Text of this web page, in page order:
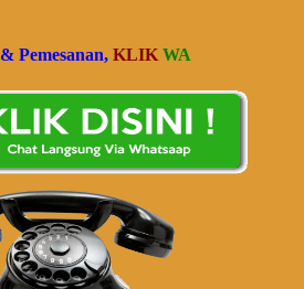
Pemesanan, KLIK WA